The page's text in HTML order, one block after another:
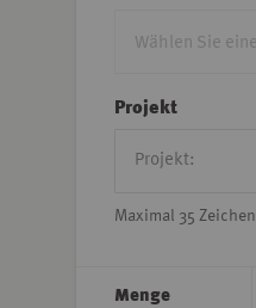
Projekt
Maximal 35 Zeichen
Menge